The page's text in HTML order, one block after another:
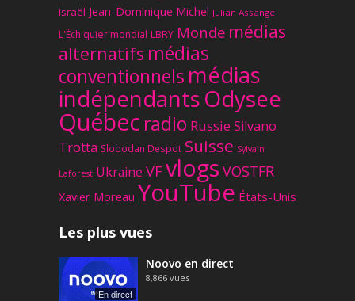
Israël Jean-Dominique Michel Julian Assange
L'Échiquier mondial LBRY Monde médias
alternatifs médias
conventionnels médias
indépendantsOdysee
Québec radio Russie Silvano
Trotta Slobodan Despot Suisse Sylvain
Laforest Ukraine VFvlogs VOSTFR
Xavier Moreau YouTube États-Unis
Les plus vues
En direct
Noovo en direct
8,866 vues